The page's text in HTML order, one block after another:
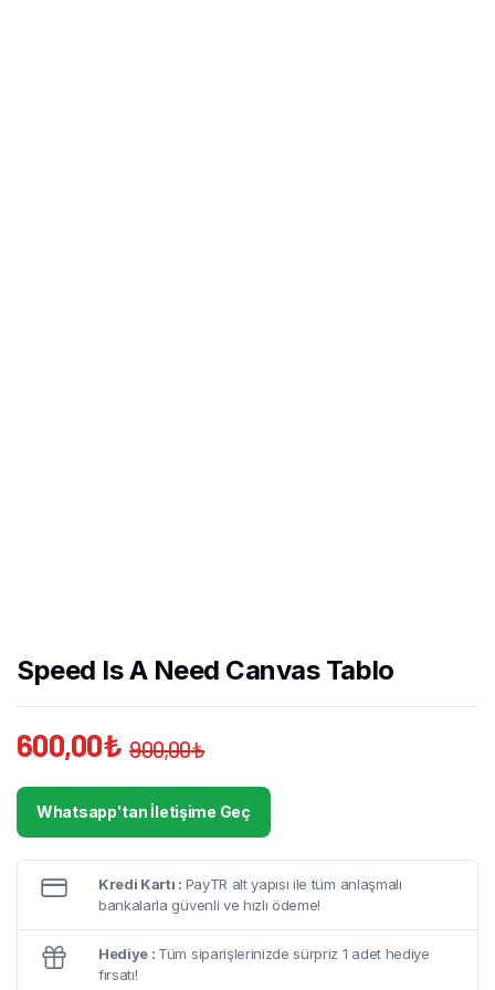
Speed Is A Need Canvas Tablo
900,00₺
fiyat:
900,00₺.
600,00₺
andaki
fiyat:
600,00₺.
Whatsapp'tan İletişime Geç
Kredi Kartı : PayTR alt yapısı ile tüm anlaşmalı
bankalarla güvenli ve hızlı ödeme!
Hediye : Tüm siparişlerinizde sürpriz 1 adet hediye
fırsatı!